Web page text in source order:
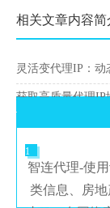
相关文章内容简
灵活变代理IP：动
获取高质量代理IP
1
智连代理-使
类信息、房